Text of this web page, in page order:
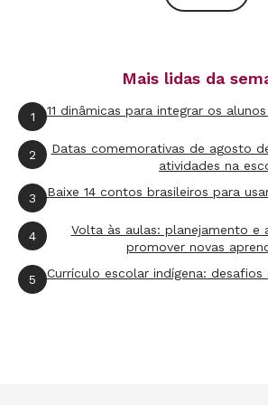
Maria e Hedi são ótimos para
Com a Isa aprendo muito
inclusive roubo várias dicas
Com o Gabriel tomamos
futebol. Da Vivi e do Daniel nos
ao ponto de sermos recebidos
casa deles em outro país.
Há outras pessoas. Gente que
Mais lidas da
1 11 dinâmicas para integrar os
2
Datas comemorativas de agosto
atividades na
3 Baixe 14 contos brasileiros para
4
Volta às aulas: planejamento e
promover novas
5 Currículo escolar indígena: